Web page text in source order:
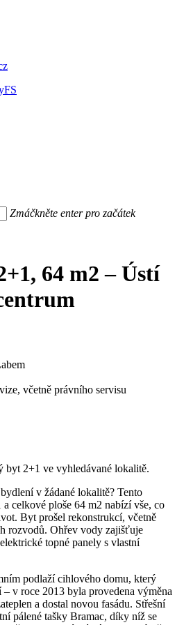
Zmáčkněte enter pro začátek
64 m2 – Ústí
včetně právního servisu
byt 2+1 ve vyhledávané lokalitě.
v žádané lokalitě? Tento
celkové ploše 64 m2 nabízí vše, co
Byt prošel rekonstrukcí, včetně
rozvodů. Ohřev vody zajišťuje
topné panely s vlastní
podlaží cihlového domu, který
v roce 2013 byla provedena výměna
a dostal novou fasádu. Střešní
pálené tašky Bramac, díky níž se